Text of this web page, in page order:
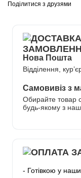
Поділитися з друзями
Нова Пошта
Відділення,
Самовивіз з
Обирайте товар
будь-якому з
- Готівкою у